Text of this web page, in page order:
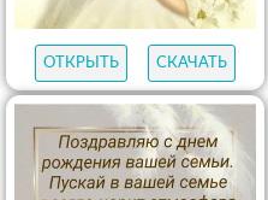
ОТКРЫТЬ СКАЧАТЬ